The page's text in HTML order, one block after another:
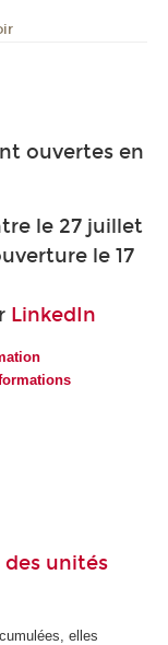
ouvertes en
le 27 juillet
le 17
LinkedIn
des unités
elles